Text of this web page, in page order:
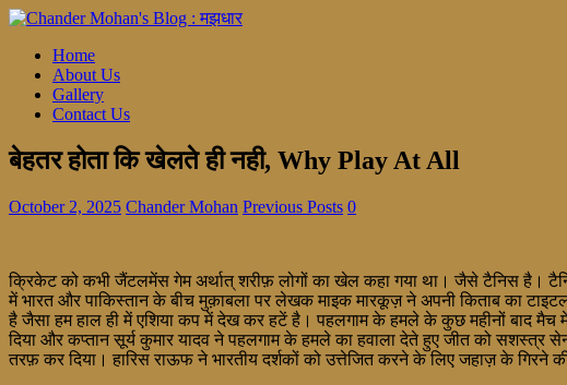
Home
About Us
Gallery
Contact Us
बेहतर होता कि खेलते ही नही, Why Play At All
October 2, 2025 Chander Mohan Previous Posts 0
क्रिकेट को कभी जैंटलमेंस गेम अर्थात् शरीफ़ लोगों का खेल कहा गया था। जैसे टैनिस है।
में भारत और पाकिस्तान के बीच मुक़ाबला पर लेखक माइक मारकूज़ ने अपनी किताब का
है जैसा हम हाल ही में एशिया कप में देख कर हटें है। पहलगाम के हमले के कुछ महीनों बाद मैच में
दिया और कप्तान सूर्य कुमार यादव ने पहलगाम के हमले का हवाला देते हुए जीत को सशस्त्र
तरफ़ कर दिया। हारिस राऊफ ने भारतीय दर्शकों को उत्तेजित करने के लिए जहाज़ के गिरने